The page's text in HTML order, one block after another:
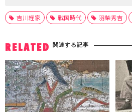
吉川経家 戦国時代 羽柴秀吉
RELATED 関連する記事